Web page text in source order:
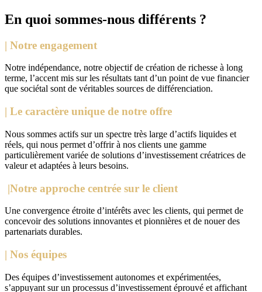
En quoi sommes-nous différents ?
| Notre engagement
Notre indépendance, notre objectif de création de richesse à long
terme, l’accent mis sur les résultats tant d’un point de vue financier
que sociétal sont de véritables sources de différenciation.
| Le caractère unique de notre offre
Nous sommes actifs sur un spectre très large d’actifs liquides et
réels, qui nous permet d’offrir à nos clients une gamme
particulièrement variée de solutions d’investissement créatrices de
valeur et adaptées à leurs besoins.
|Notre approche centrée sur le client
Une convergence étroite d’intérêts avec les clients, qui permet de
concevoir des solutions innovantes et pionnières et de nouer des
partenariats durables.
| Nos équipes
Des équipes d’investissement autonomes et expérimentées,
s’appuyant sur un processus d’investissement éprouvé et affichant